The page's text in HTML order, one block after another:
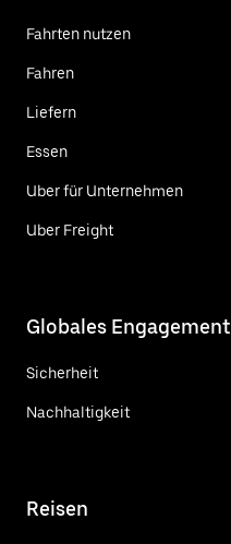
Fahrten nutzen
Fahren
Liefern
Essen
Uber für Unternehmen
Uber Freight
Globales Engagement
Sicherheit
Nachhaltigkeit
Reisen